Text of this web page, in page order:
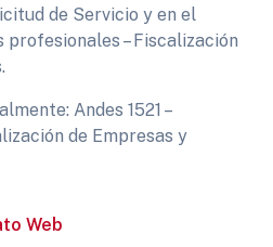
de Servicio y en el
profesionales – Fiscalización
Andes 1521 –
de Empresas y
Web